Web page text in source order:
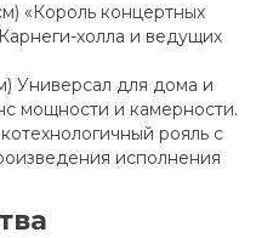
«Король концертных
холла и ведущих
Универсал для дома и
мощности и камерности.
рояль с
исполнения